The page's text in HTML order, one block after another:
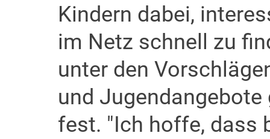
Kindern dabei,
im Netz schnell zu
unter den
und
fest. "Ich hoffe, dass